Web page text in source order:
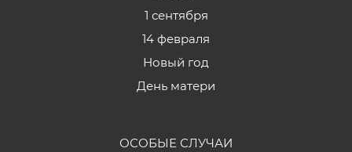
1 сентября
14 февраля
Новый год
День матери
ОСОБЫЕ СЛУЧАИ